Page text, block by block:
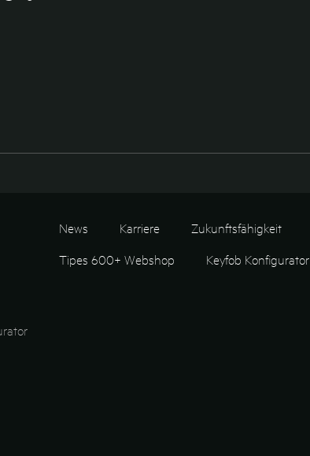
News Karriere Zukunftsfähigkeit
Tipes 600+ Webshop Keyfob Konfigurator